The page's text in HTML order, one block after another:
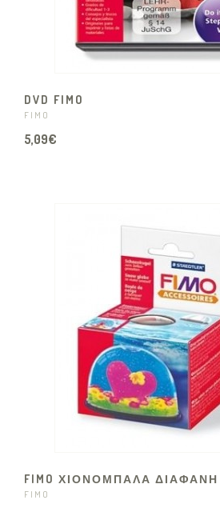
DVD FIMO
FIMO
5,09€
FIMO ΧΙΟΝΟΜΠΑΛΑ ΔΙΑΦΑΝΗ
FIMO